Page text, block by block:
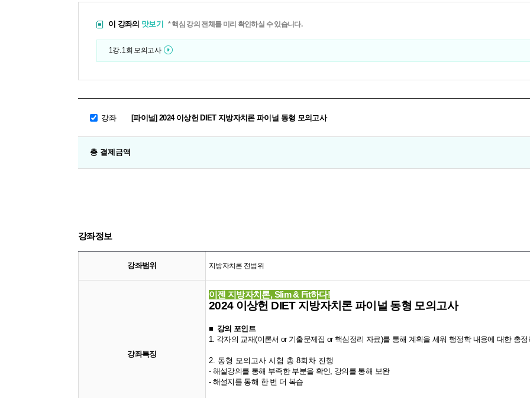
이 강좌의 맛보기 * 핵심 강의 전체를 미리 확인하실 수 있습니다.
1강. 1회 모의고사
강좌 [파이널] 2024 이상헌 DIET 지방자치론 파이널 동형 모의고사
총 결제금액
강좌정보
강좌범위 지방자치론 전범위
강좌특징
이젠 지방자치론, Slim & Fit하다!
2024 이상헌 DIET 지방자치론 파이널 동형 모의고사
■ 강의 포인트
1. 각자의 교재(이론서 or 기출문제집 or 핵심정리 자료)를 통해 계획을 세워 행정학 내용에 대한 총정
2. 동형 모의고사 시험 총 8회차 진행
- 해설강의를 통해 부족한 부분을 확인, 강의를 통해 보완
- 해설지를 통해 한 번 더 복습